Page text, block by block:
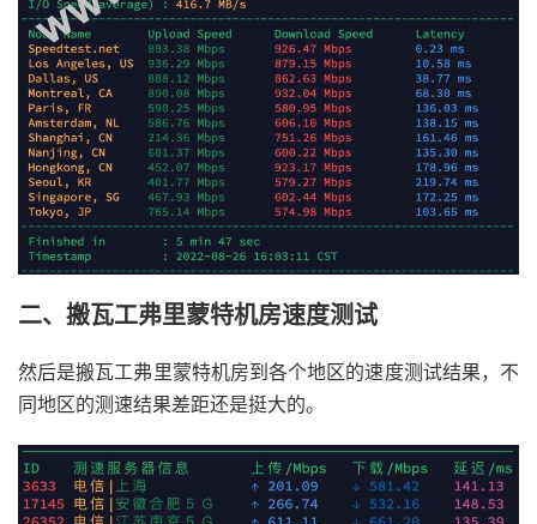
二、搬瓦工弗里蒙特机房速度测试
然后是搬瓦工弗里蒙特机房到各个地区的速度测试结果，不
同地区的测速结果差距还是挺大的。